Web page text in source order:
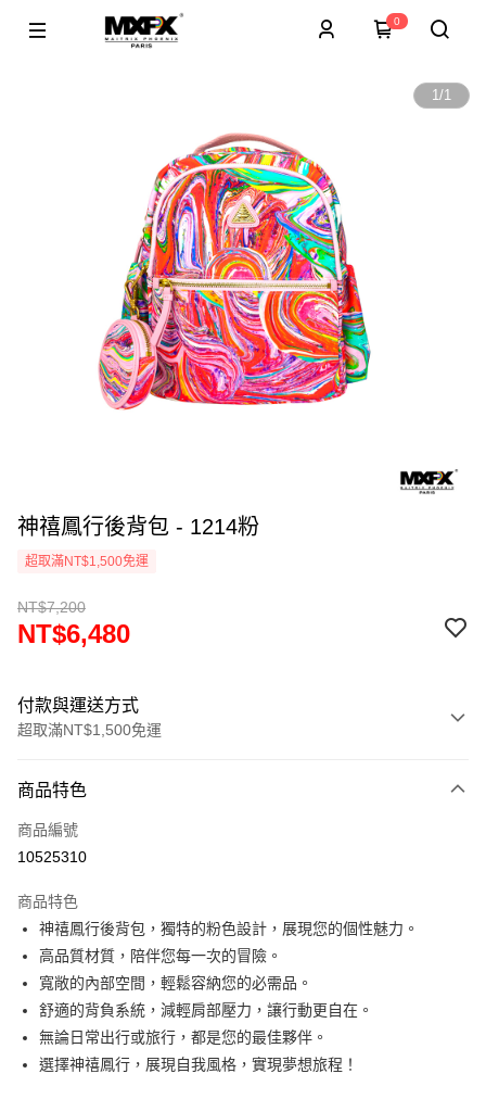
0
1/1
神禧鳳行後背包 - 1214粉
超取滿NT$1,500免運
NT$7,200
NT$6,480
付款與運送方式
超取滿NT$1,500免運
信用卡一次付款
超商取貨付款
Apple Pay
街口支付
悠遊付
AFTEE先享後付
相關說明
商品特色
商品編號
10525310
商品特色
神禧鳳行後背包，獨特的粉色設計，展現您的個性魅力。
高品質材質，陪伴您每一次的冒險。
寬敞的內部空間，輕鬆容納您的必需品。
舒適的背負系統，減輕肩部壓力，讓行動更自在。
無論日常出行或旅行，都是您的最佳夥伴。
選擇神禧鳳行，展現自我風格，實現夢想旅程！